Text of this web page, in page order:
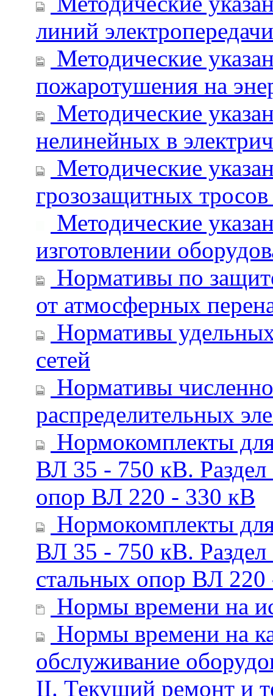
линий
Методические
пожаротушения на
Методические
нелинейных в
Методические
грозозащитных
Методические
изготовлении
Нормативы по
от атмосферных
Нормативы
сетей
Нормативы
распределительных
Нормокомплекты
ВЛ 35 - 750 кВ.
опор ВЛ 220 - 330 кВ
Нормокомплекты
ВЛ 35 - 750 кВ. Раздел
стальных опор ВЛ
Нормы времени на
Нормы времени на
обслуживание
II. Текущий ремонт и